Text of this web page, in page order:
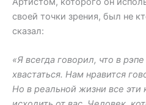
своей точки зрения, был не
сказал:
«Я всегда говорил, что в
хвастаться. Нам нравится
Но в реальной жизни все